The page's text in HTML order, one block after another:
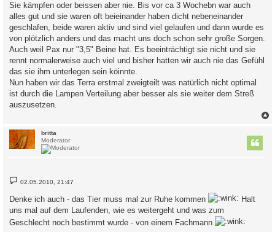
g
Sie kämpfen oder beissen aber nie. Bis vor ca 3 Wochebn war auch
alles gut und sie waren oft beieinander haben dicht nebeneinander
geschlafen, beide waren aktiv und sind viel gelaufen und dann wurde es
von plötzlich anders und das macht uns doch schon sehr große Sorgen.
Auch weil Pax nur "3,5" Beine hat. Es beeinträchtigt sie nicht und sie
rennt normalerweise auch viel und bisher hatten wir auch nie das Gefühl
das sie ihm unterlegen sein köinnte.
Nun haben wir das Terra erstmal zweigteilt was natürlich nicht optimal
ist durch die Lampen Verteilung aber besser als sie weiter dem Streß
auszusetzen.
britta
Moderator
B
e
t
r
g
02.05.2010, 21:47
Denke ich auch - das Tier muss mal zur Ruhe kommen
Halt
uns mal auf dem Laufenden, wie es weitergeht und was zum
Geschlecht noch bestimmt wurde - von einem Fachmann